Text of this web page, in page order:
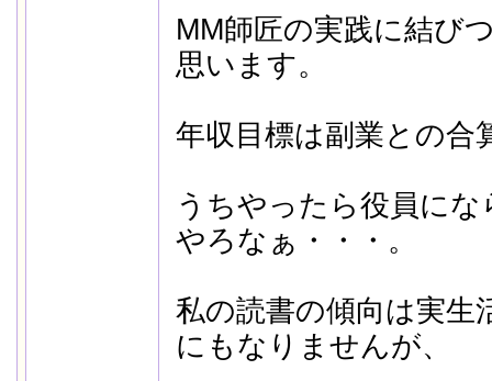
MM師匠の実践に結び
思います。
年収目標は副業との合
うちやったら役員に
やろなぁ・・・。
私の読書の傾向は実生
にもなりませんが、